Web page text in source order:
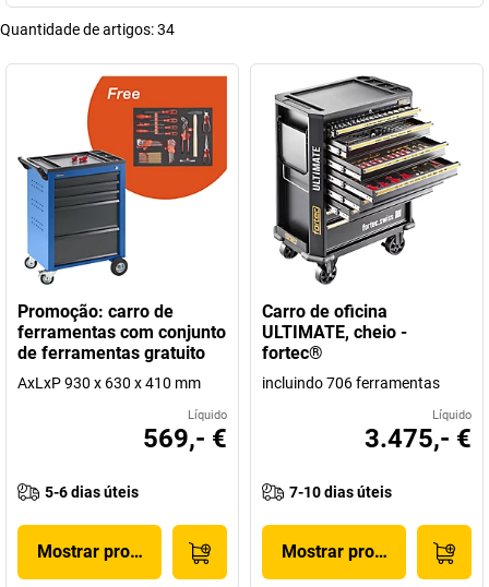
Quantidade de artigos:34
Promoção: carro de
ferramentas com conjunto
de ferramentas gratuito
AxLxP 930 x 630 x 410 mm
Líquido
569,- €
5-6 dias úteis
Mostrar produto
Carro de oficina
ULTIMATE, cheio -
fortec®
incluindo 706 ferramentas
Líquido
3.475,- €
7-10 dias úteis
Mostrar produto